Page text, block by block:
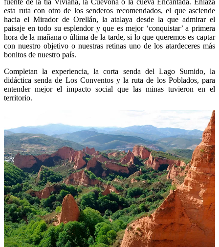
fuente de la tía Viviana, la Cuevona o la cueva Encantada. Enlaza
esta ruta con otro de los senderos recomendados, el que asciende
hacia el Mirador de Orellán, la atalaya desde la que admirar el
paisaje en todo su esplendor y que es mejor ‘conquistar’ a primera
hora de la mañana o última de la tarde, si lo que queremos es captar
con nuestro objetivo o nuestras retinas uno de los atardeceres más
bonitos de nuestro país.
Completan la experiencia, la corta senda del Lago Sumido, la
didáctica senda de Los Conventos y la ruta de los Poblados, para
entender mejor el impacto social que las minas tuvieron en el
territorio.